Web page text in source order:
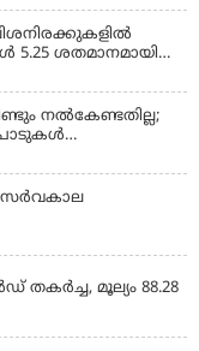
ഫോണ്‍ ലോക്ക്
പുതിയ
5.25 ശതമാനമായി
നൽകേണ്ടതില്ല;
സര്‍വകാല
തകർച്ച, മൂല്യം 88.28